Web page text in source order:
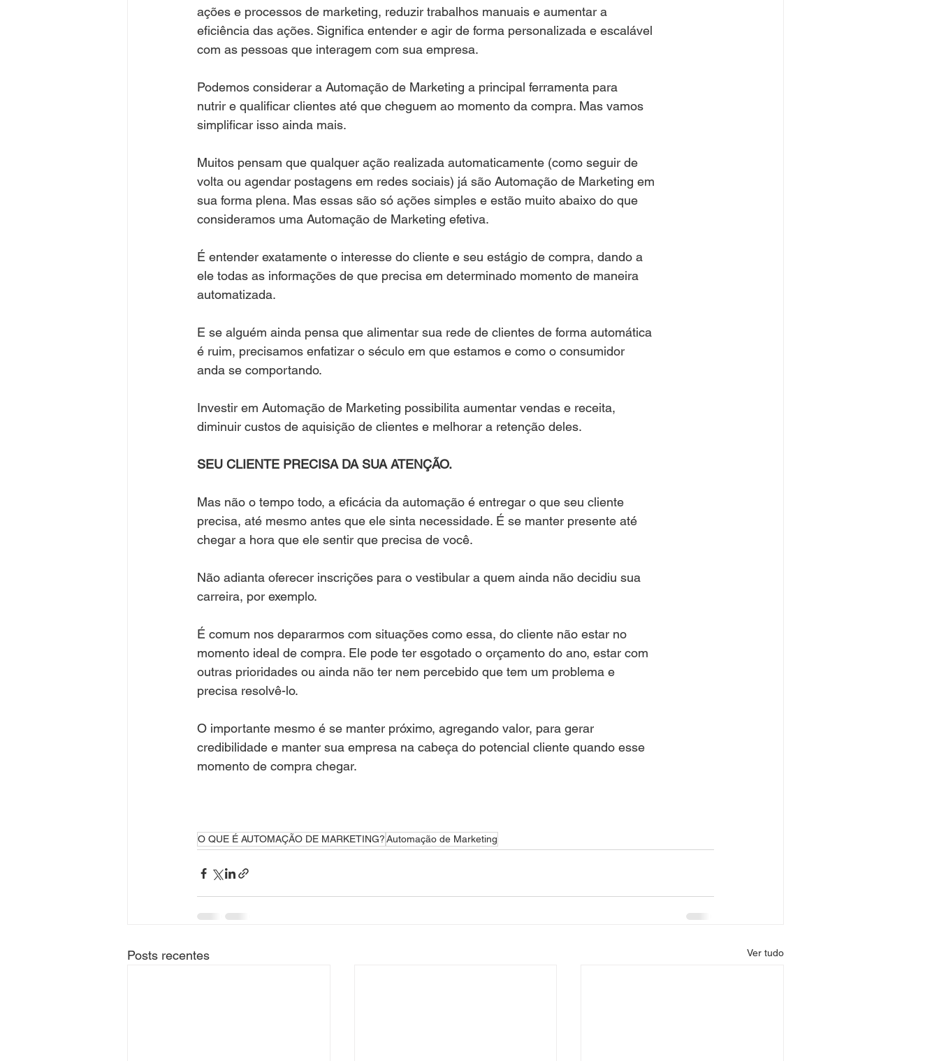
ações e processos de marketing, reduzir trabalhos manuais e aumentar a
eficiência das ações. Significa entender e agir de forma personalizada e escalável
com as pessoas que interagem com sua empresa.
Podemos considerar a Automação de Marketing a principal ferramenta para
nutrir e qualificar clientes até que cheguem ao momento da compra. Mas vamos
simplificar isso ainda mais.
Muitos pensam que qualquer ação realizada automaticamente (como seguir de
volta ou agendar postagens em redes sociais) já são Automação de Marketing em
sua forma plena. Mas essas são só ações simples e estão muito abaixo do que
consideramos uma Automação de Marketing efetiva.
É entender exatamente o interesse do cliente e seu estágio de compra, dando a
ele todas as informações de que precisa em determinado momento de maneira
automatizada.
E se alguém ainda pensa que alimentar sua rede de clientes de forma automática
é ruim, precisamos enfatizar o século em que estamos e como o consumidor
anda se comportando.
Investir em Automação de Marketing possibilita aumentar vendas e receita,
diminuir custos de aquisição de clientes e melhorar a retenção deles.
SEU CLIENTE PRECISA DA SUA ATENÇÃO.
Mas não o tempo todo, a eficácia da automação é entregar o que seu cliente
precisa, até mesmo antes que ele sinta necessidade. É se manter presente até
chegar a hora que ele sentir que precisa de você.
Não adianta oferecer inscrições para o vestibular a quem ainda não decidiu sua
carreira, por exemplo.
É comum nos depararmos com situações como essa, do cliente não estar no
momento ideal de compra. Ele pode ter esgotado o orçamento do ano, estar com
outras prioridades ou ainda não ter nem percebido que tem um problema e
precisa resolvê-lo.
O importante mesmo é se manter próximo, agregando valor, para gerar
credibilidade e manter sua empresa na cabeça do potencial cliente quando esse
momento de compra chegar.
O QUE É AUTOMAÇÃO DE MARKETING?Automação de Marketing
Posts recentes Ver tudo